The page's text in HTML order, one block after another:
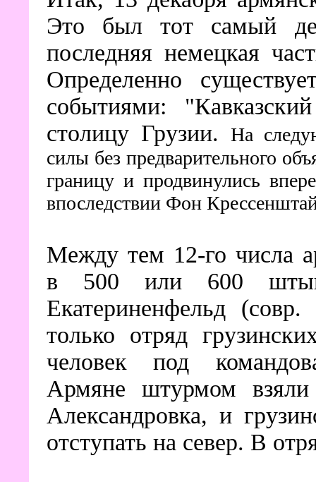
Это был тот самый
последняя немецкая
Определенно
событиями:
столицу Грузии.
На
силы без предварительного
границу и продвинулись
впоследствии Фон
Между тем 12-го числа
в 500 или 600
Екатериненфельд (совр.
только отряд
человек под
Армяне штурмом
Александровка, и
отступать на север. В